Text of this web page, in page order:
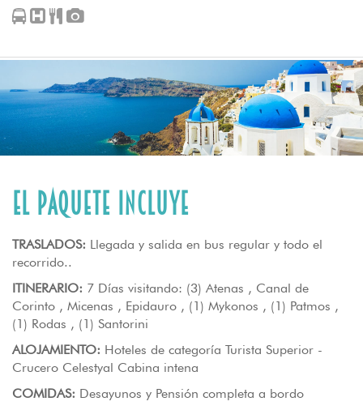
El paquete incluye
TRASLADOS: Llegada y salida en bus regular y todo el
recorrido..
ITINERARIO: 7 Días visitando: (3) Atenas , Canal de
Corinto , Micenas , Epidauro , (1) Mykonos , (1) Patmos ,
(1) Rodas , (1) Santorini
ALOJAMIENTO: Hoteles de categoría Turista Superior -
Crucero Celestyal Cabina intena
COMIDAS: Desayunos y Pensión completa a bordo